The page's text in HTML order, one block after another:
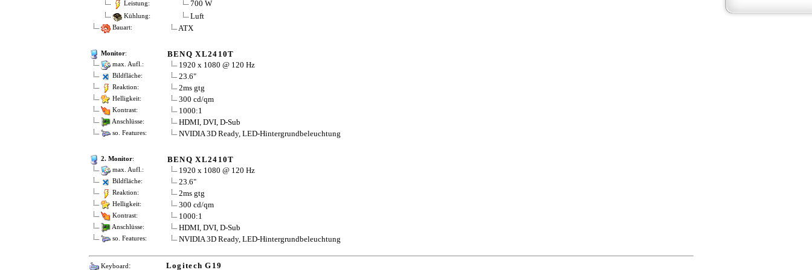
Leistung: 700 W
Kühlung: Luft
Bauart: ATX
Monitor: BENQ XL2410T
max. Aufl.: 1920 x 1080 @ 120 Hz
Bildfläche: 23.6"
Reaktion: 2ms gtg
Helligkeit: 300 cd/qm
Kontrast: 1000:1
Anschlüsse: HDMI, DVI, D-Sub
so. Features: NVIDIA 3D Ready, LED-Hintergrundbeleuchtung
2. Monitor: BENQ XL2410T
max. Aufl.: 1920 x 1080 @ 120 Hz
Bildfläche: 23.6"
Reaktion: 2ms gtg
Helligkeit: 300 cd/qm
Kontrast: 1000:1
Anschlüsse: HDMI, DVI, D-Sub
so. Features: NVIDIA 3D Ready, LED-Hintergrundbeleuchtung
Keyboard: Logitech G19